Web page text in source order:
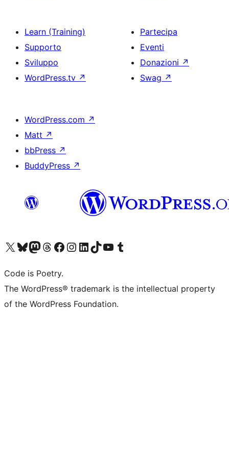
Learn (Training)
Supporto
Sviluppo
WordPress.tv ↗
Partecipa
Eventi
Donazioni ↗
Swag ↗
WordPress.com ↗
Matt ↗
bbPress ↗
BuddyPress ↗
Visita il nostro account X (ex Twitter)
Visita il nostro account Bluesky
Visita il nostro account Mastodon
Visita il nostro account Threads
Visita la nostra pagina Facebook
Visita il nostro account Instagram
Visita il nostro account LinkedIn
Visita il nostro account TikTok
Visita il nostro canale YouTube
Visita il nostro account Tumblr
Code is Poetry.
The WordPress® trademark is the intellectual property
of the WordPress Foundation.